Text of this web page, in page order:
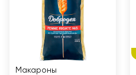
Макароны